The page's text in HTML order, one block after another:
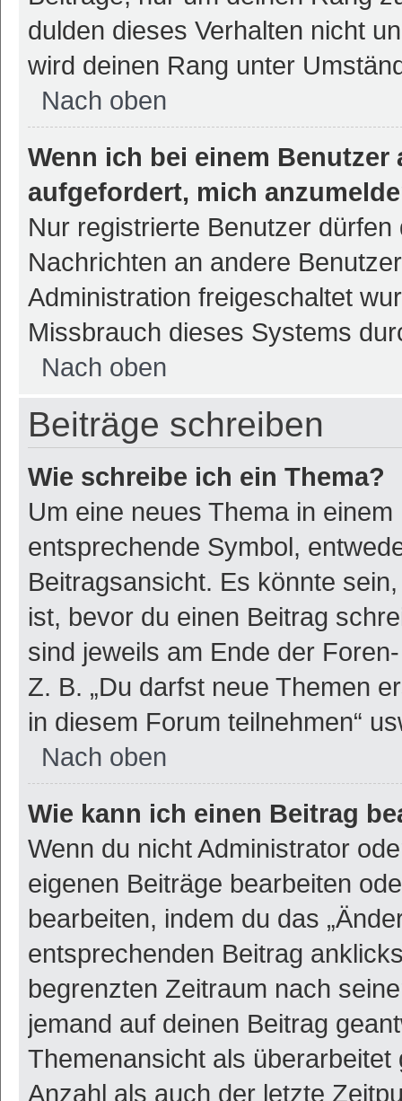
dulden dieses Verhalten nicht
wird deinen Rang unter
Nach oben
Wenn ich bei einem
aufgefordert, mich
Nur registrierte Benutzer
Nachrichten an andere
Administration freigeschaltet
Missbrauch dieses Systems
Nach oben
Beiträge schreiben
Wie schreibe ich ein Thema?
Um eine neues Thema in
entsprechende Symbol,
Beitragsansicht. Es könnte
ist, bevor du einen Beitrag
sind jeweils am Ende der
Z. B. „Du darfst neue Themen
in diesem Forum teilnehmen“
Nach oben
Wie kann ich einen Beitrag
Wenn du nicht Administrator
eigenen Beiträge bearbeiten
bearbeiten, indem du das
entsprechenden Beitrag
begrenzten Zeitraum nach
jemand auf deinen Beitrag
Themenansicht als
Anzahl als auch der letzte